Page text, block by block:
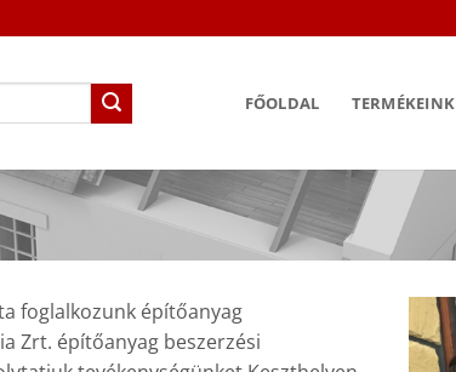
FŐOLDAL TERMÉKEINK
foglalkozunk építőanyag
Zrt. építőanyag beszerzési